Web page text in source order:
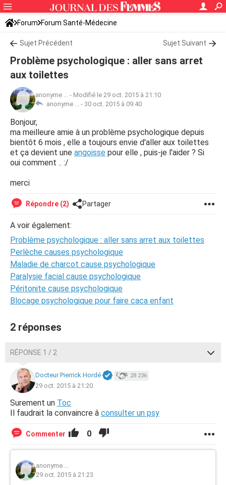
Forum Forum Santé-Médecine
Symptômes et maladies courantes
Sujet Précédent Sujet Suivant
Problème psychologique : aller sans arret
aux toilettes
anonyme ... - Modifié le 29 oct. 2015 à 21:10
anonyme ... - 30 oct. 2015 à 09:40
Bonjour,
ma meilleure amie à un problème psychologique depuis
bientôt 6 mois , elle a toujours envie d'aller aux toilettes
et ça devient une angoisse pour elle , puis-je l'aider ? Si
oui comment .. :/
merci
Répondre (2) Partager
A voir également:
Problème psychologique : aller sans arret aux toilettes
Perlèche causes psychologique
Maladie de charcot cause psychologique
Paralysie facial cause psychologique
Péritonite cause psychologique
Blocage psychologique pour faire caca enfant
2 réponses
RÉPONSE 1 / 2
Docteur Pierrick Hordé 28 236
29 oct. 2015 à 21:20
Surement un Toc
Il faudrait la convaincre â consulter un psy
Commenter 0
anonyme ...
29 oct. 2015 à 21:23